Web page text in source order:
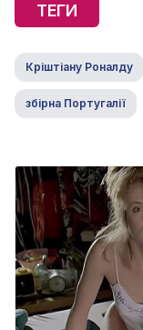
ТЕГИ
Кріштіану Роналду
збірна Португалії